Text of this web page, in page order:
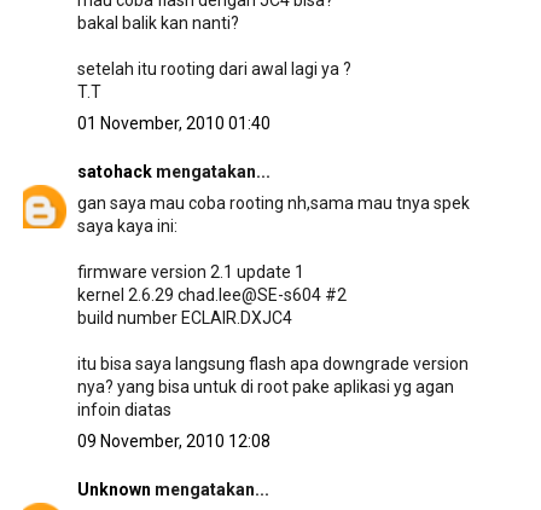
bakal balik kan nanti?
setelah itu rooting dari awal lagi ya ?
T.T
01 November, 2010 01:40
satohackmengatakan...
gan saya mau coba rooting nh,sama mau tnya spek
saya kaya ini:
firmware version 2.1 update 1
kernel 2.6.29 chad.lee@SE-s604 #2
build number ECLAIR.DXJC4
itu bisa saya langsung flash apa downgrade version
nya? yang bisa untuk di root pake aplikasi yg agan
infoin diatas
09 November, 2010 12:08
Unknown mengatakan...